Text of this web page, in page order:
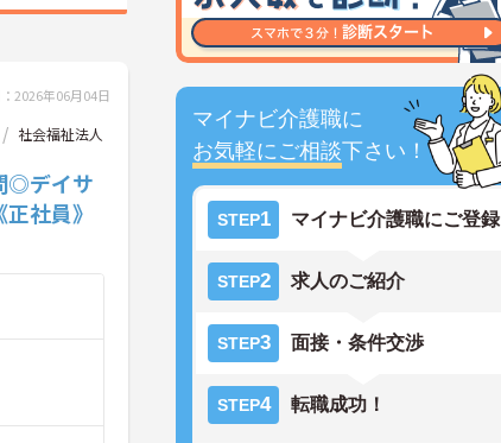
マイナビ介護職に
お気軽にご相談下さい！
STEP1 マイナビ介護職にご登録
STEP2 求人のご紹介
STEP3 面接・条件交渉
STEP4 転職成功！
2026年06月04日
社会福祉法人
◎デイサ
社員》